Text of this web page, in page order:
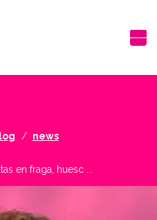
news
en fraga, huesc ...